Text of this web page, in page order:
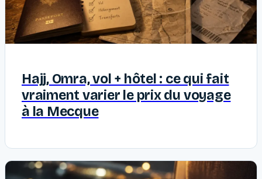
Hajj, Omra, vol + hôtel : ce qui fait
vraiment varier le prix du voyage
à la Mecque